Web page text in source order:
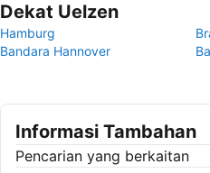
Dekat Uelzen
Hamburg
Bandara Hannover
Informasi Tambahan
Pencarian yang berkaitan